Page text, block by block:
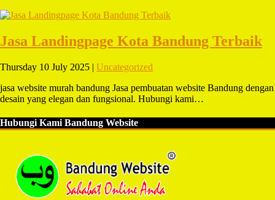
Jasa Landingpage Kota Bandung Terbaik
Thursday 10 July 2025 | Uncategorized
jasa website murah bandung Jasa pembuatan website Bandung dengan
desain yang elegan dan fungsional. Hubungi kami…
Hubungi Kami Bandung Website